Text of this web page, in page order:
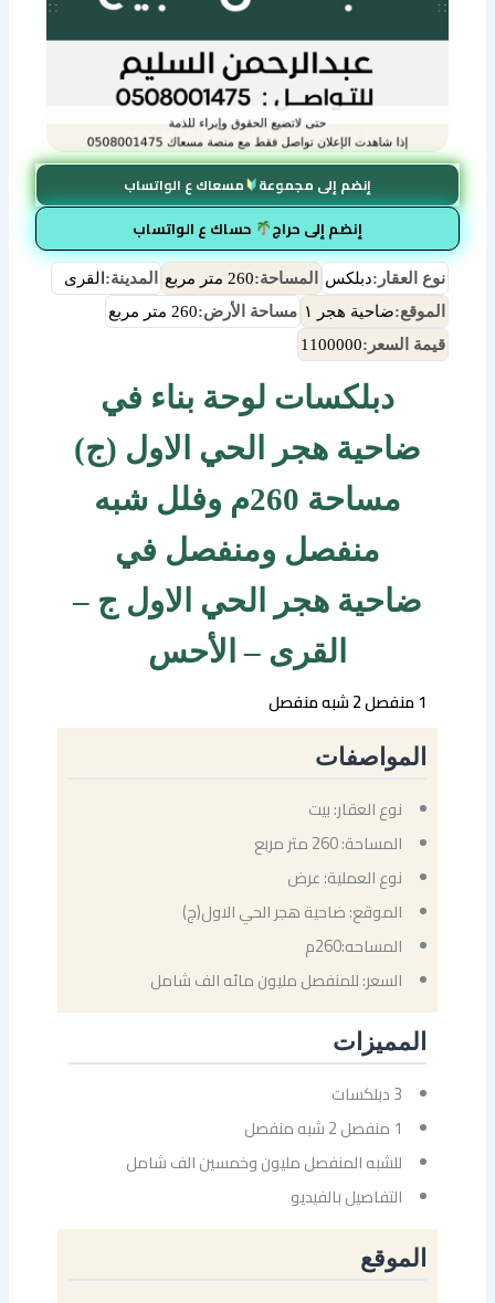
إنضم إلى مجموعة مسعاك ع الواتساب
إنضم إلى حراج حساك ع الواتساب
نوع العقار:دبلكس المساحة:260 متر مربع المدينة: القرى
الموقع:ضاحية هجر ١ مساحة الأرض:260 متر مربع
قيمة السعر:1100000
دبلكسات لوحة بناء في
ضاحية هجر الحي الاول (ج)
مساحة 260م وفلل شبه
منفصل ومنفصل في
ضاحية هجر الحي الاول ج –
القرى – الأحس
1 منفصل 2 شبه منفصل
المواصفات
نوع العقار: بيت
المساحة: 260 متر مربع
نوع العملية: عرض
الموقع: ضاحية هجر الحي الاول(ج)
المساحه:260م
السعر: للمنفصل مليون مائه الف شامل
المميزات
3 دبلكسات
1 منفصل 2 شبه منفصل
للشبه المنفصل مليون وخمسين الف شامل
التفاصيل بالفيديو
الموقع